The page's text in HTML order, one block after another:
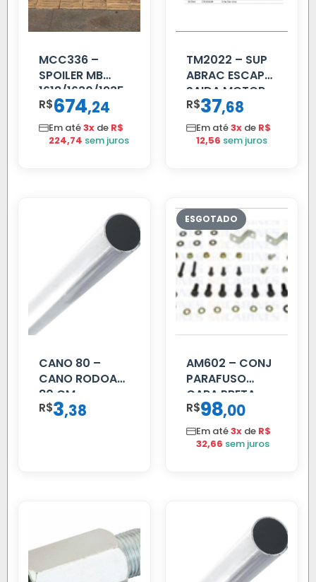
MCC336 –
SPOILER MB
1618/1630/1935
04 FAR
C/BIGOD
R$674,24
Em até3x de R$
224,74 sem juros
TM2022 – SUP
ABRAC ESCAP
SAIDA MOTOR
VW TITAN
R$37,68
Em até3x de R$
12,56 sem juros
CANO 80 –
CANO RODOAR
80 CM
R$3,38
AM602 – CONJ
PARAFUSO
CARA PRETA
PARCIAL
R$98,00
Em até3x de R$
32,66 sem juros